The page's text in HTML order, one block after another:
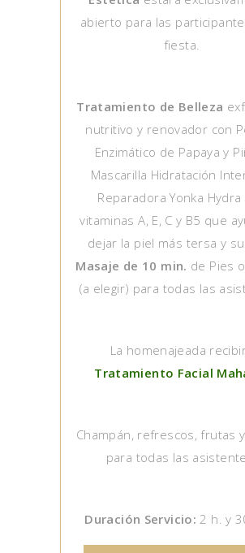
abierto para las
fiesta.
Tratamiento de Belleza
nutritivo y renovador con
Enzimático de Papaya y
Mascarilla Hidratación
Reparadora Yonka Hydra
vitaminas A, E, C y B5 que
dejar la piel más tersa y
Masaje de 10 min. de Pies
(a elegir) para todas las
La homenajeada
Tratamiento Facial
Champán, refrescos, frutas
para todas las
Duración Servicio: 2 h. y